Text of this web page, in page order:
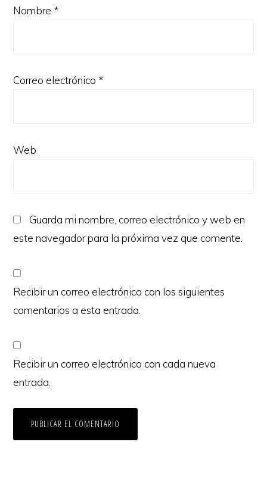
Nombre *
Correo electrónico *
Web
Guarda mi nombre, correo electrónico y web en
este navegador para la próxima vez que comente.
Recibir un correo electrónico con los siguientes
comentarios a esta entrada.
Recibir un correo electrónico con cada nueva
entrada.